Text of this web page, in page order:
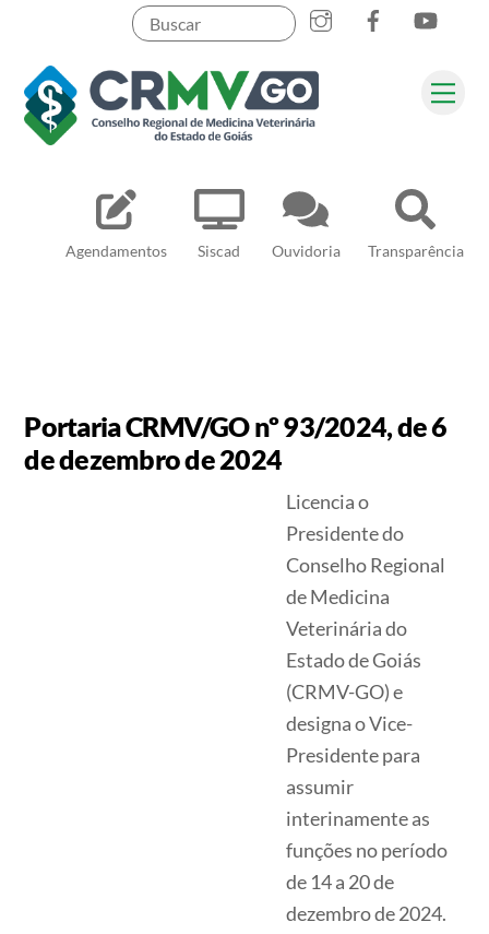
content
Agendamentos Siscad Ouvidoria Transparência
Pesquisar
Portaria CRMV/GO nº 93/2024, de 6
de dezembro de 2024
Licencia o
Presidente do
Conselho Regional
de Medicina
Veterinária do
Estado de Goiás
(CRMV-GO) e
designa o Vice-
Presidente para
assumir
interinamente as
funções no período
de 14 a 20 de
dezembro de 2024.